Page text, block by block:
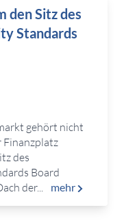
den Sitz des
Standards
gehört nicht
Finanzplatz
des
Board
der...
mehr